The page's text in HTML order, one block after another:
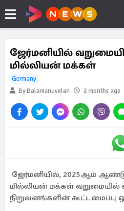
ஜேர்மனியில்
மில்லியன் மக்கள்
Germany
By Balamanuvelan
2 months ago
ஜேர்மனியில், 2025ஆம் ஆண்டு
மில்லியன் மக்கள்
நிறுவனங்களின் கூட்டமைப்பு